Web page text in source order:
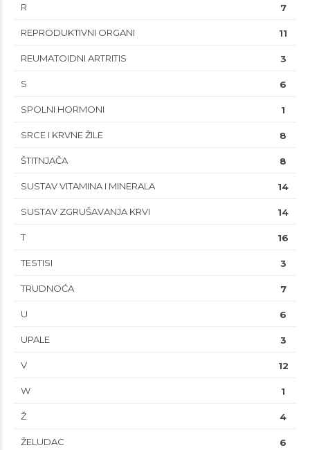
R 7
REPRODUKTIVNI ORGANI 11
REUMATOIDNI ARTRITIS 3
S 6
SPOLNI HORMONI 1
SRCE I KRVNE ŽILE 8
ŠTITNJAČA 8
SUSTAV VITAMINA I MINERALA 14
SUSTAV ZGRUŠAVANJA KRVI 14
T 16
TESTISI 3
TRUDNOĆA 7
U 6
UPALE 3
V 12
W 1
Ž 4
ŽELUDAC 6